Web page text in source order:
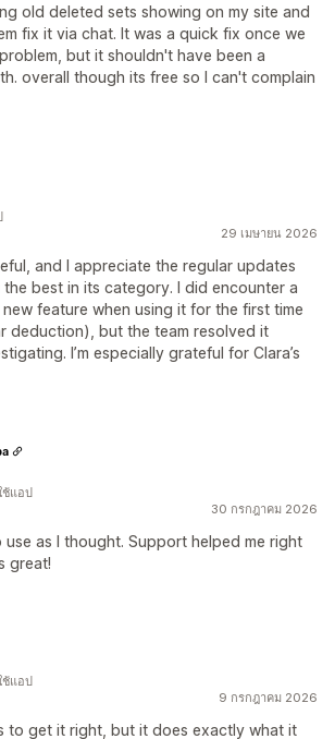
old deleted sets showing on my site and
fix it via chat. It was a quick fix once we
but it shouldn't have been a
overall though its free so I can't complain
29 เมษายน 2026
and I appreciate the regular updates
best in its category. I did encounter a
feature when using it for the first time
deduction), but the team resolved it
I’m especially grateful for Clara’s
30 กรกฎาคม 2026
use as I thought. Support helped me right
great!
ช้แอป
9 กรกฎาคม 2026
to get it right, but it does exactly what it
ช้แอป